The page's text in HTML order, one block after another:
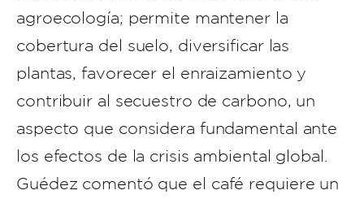
agroecología; permite mantener la
cobertura del suelo, diversificar las
plantas, favorecer el enraizamiento y
contribuir al secuestro de carbono, un
aspecto que considera fundamental ante
los efectos de la crisis ambiental global.
Guédez comentó que el café requiere un